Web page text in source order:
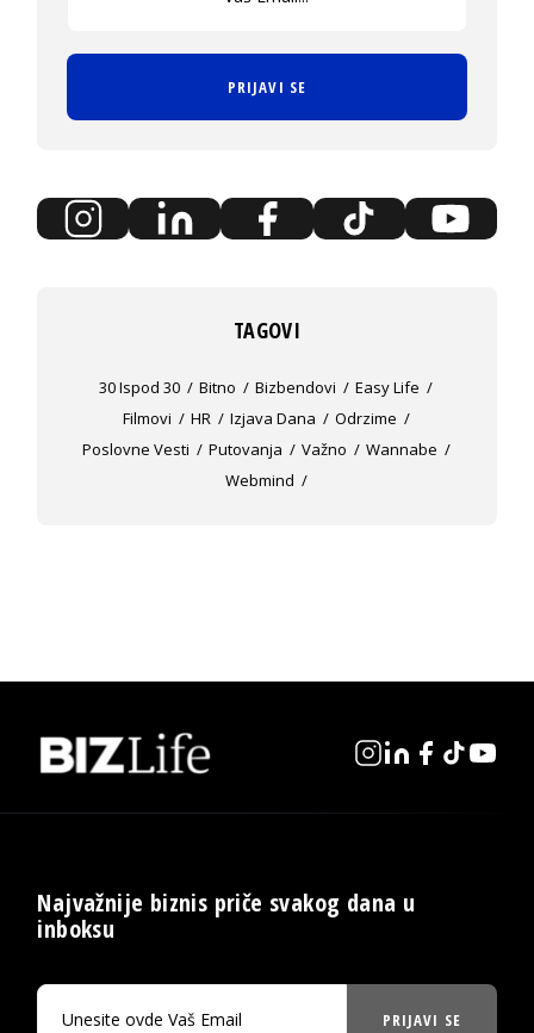
PRIJAVI SE
TAGOVI
30 Ispod 30 Bitno Bizbendovi
Easy Life
Filmovi
HR Izjava Dana
Odrzime
Poslovne Vesti
Putovanja Važno
Wannabe
Webmind
Najvažnije biznis priče svakog dana u
inboksu
PRIJAVI SE